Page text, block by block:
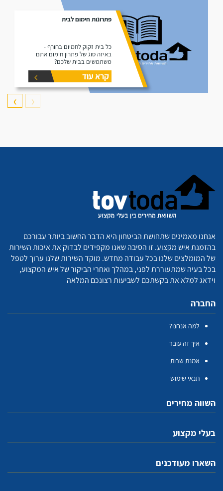
פתרונות חימום לבית
כל בית זקוק לחמיום בחורף -
באיזה סוג של פתרון חימום אתם
משתמשים בבית שלכם?
קרא עוד
❮
❯
אנחנו מאמינים שתחושת הביטחון היא הדבר החשוב ביותר עבורכם
בהזמנת איש מקצוע. זו הסיבה שאנו מקפידים לבדוק את איכות השירות
של המומלצים שלנו בכל עבודה מחדש. מוקד השירות שלנו ערוך לטפל
בכל בעיה שמתעוררת לפני, במהלך ואחרי הביקור של איש המקצוע,
וידאג למלא את בקשתכם לשביעות רצונכם המלאה
החברה
למה אנחנו?
איך זה עובד
אמנת שרות
תנאי שימוש
השווה מחירים
בעלי מקצוע
השארו מעודכנים